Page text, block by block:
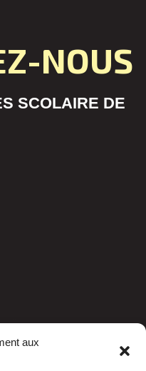
aux
NOUS
SCOLAIRE DE